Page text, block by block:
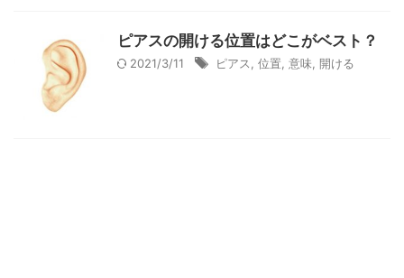
ピアスの開ける位置はどこがベスト？
2021/3/11 ピアス 位置 意味 開ける